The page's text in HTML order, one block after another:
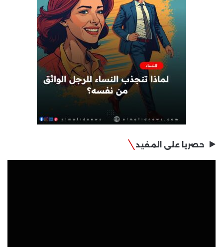
حصريا على المفيد